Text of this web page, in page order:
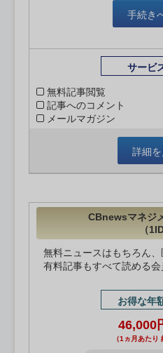
手続き
サービ
無料記事閲覧
記事へのコメント
メールマガジン
詳細を
CBnewsマネジ
（
無料ニュースはもちろん
有料記事もすべて読める会
お得な年
46,000
（1ヵ月あたり